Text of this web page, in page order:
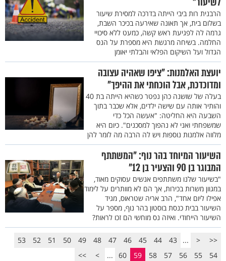
הרבנית רות ביבי הייתה בדרכה למסירת שיעור
בשלום בית, אך תאונה שאירעה בכיכר השבת,
גרמה לה לפגיעת ראש קשה, כמעט ללא סיכויי
החלמה. בשיחה מרגשת היא מספרת על הנס
הגדול ועל השיקום הפלאי והבלתי יאומן
יועצת האלמנות: "ציפו שאהיה עצובה
ומדוכדכת, אבל הוכחתי את ההיפך"
בעלה של שושנה כהן נפטר כשהיא הייתה בת 40
והותיר אותה עם שישה ילדים, אלא שכבר בתוך
השבעה היא החליטה: "אעשה הכל כדי
שמשפחתי ואני לא נהפוך למסכנים". כיום היא
מלווה אלמנות נוספות ויש לה הרבה מה לומר להן
השיעור המיוחד בהר נוף: "המשתתף
המבוגר בן 90 והצעיר בן 12"
"בשיעור שלנו משתתפים אנשים עסוקים מאוד,
במגוון משרות בכירות, אך הם לא מוותרים על לימוד
אפילו ליום אחד", הרב אריה שטראוס, מגיד
השיעור בבית כנסת בוסטון בהר נוף, מספר על
השיעור הייחודי. ואיזה נס מוחשי הם זכו לראות?
<<
<
...
43
44
45
46
47
48
49
50
51
52
53
54
55
56
57
58
59
60
...
>
>>